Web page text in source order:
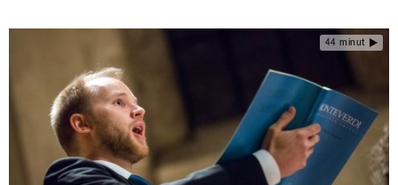
44 minut